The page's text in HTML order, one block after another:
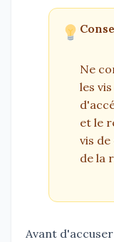
Ne
les
et le
vis
de la
Avant